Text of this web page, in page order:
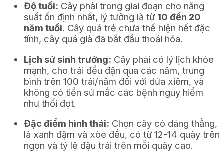
Độ tuổi: Cây phải trong giai đoạn cho năng
suất ổn định nhất, lý tưởng là từ 10 đến 20
năm tuổi. Cây quá trẻ chưa thể hiện hết đặc
tính, cây quá già đã bắt đầu thoái hóa.
Lịch sử sinh trưởng: Cây phải có lý lịch khỏe
mạnh, cho trái đều đặn qua các năm, trung
bình trên 100 trái/năm đối với dừa xiêm, và
không có tiền sử mắc các bệnh nguy hiểm
như thối đọt.
Đặc điểm hình thái: Chọn cây có dáng thẳng,
lá xanh đậm và xòe đều, có từ 12-14 quày trên
ngọn và tỷ lệ đậu trái trên mỗi quày cao.